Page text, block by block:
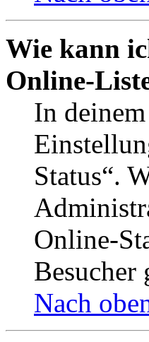
Wie kann
Online-
In
Status“.
Online-
Besucher
Nach